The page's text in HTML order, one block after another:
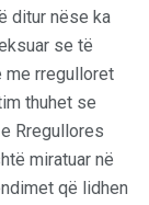
ditur nëse ka
se të
me rregulloret
thuhet se
Rregullores
miratuar në
që lidhen